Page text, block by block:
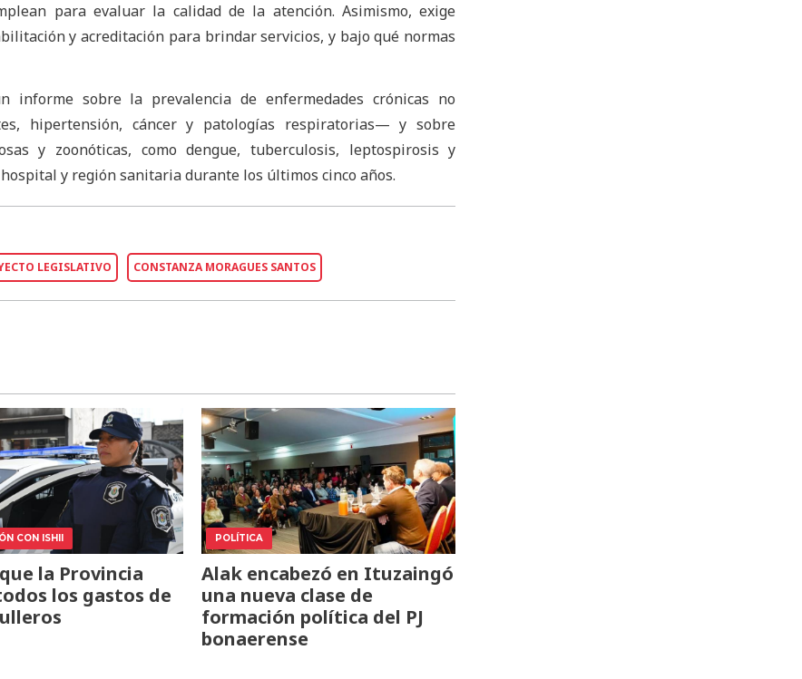
para evaluar la calidad de la atención. Asimismo, exige
y acreditación para brindar servicios, y bajo qué normas
informe sobre la prevalencia de enfermedades crónicas no
hipertensión, cáncer y patologías respiratorias— y sobre
y zoonóticas, como dengue, tuberculosis, leptospirosis y
y región sanitaria durante los últimos cinco años.
LEGISLATIVO CONSTANZA MORAGUES SANTOS
CON ISHII
la Provincia
los gastos de
POLÍTICA
Alak encabezó en Ituzaingó
una nueva clase de
formación política del PJ
bonaerense